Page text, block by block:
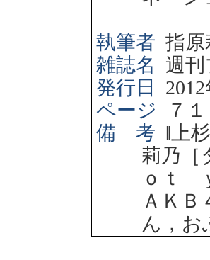
執筆者 指原
雑誌名
週
発行日
2012
ページ
７
備 考 ‖ 上
莉乃［
ｏｔ
ＡＫ
ん，お